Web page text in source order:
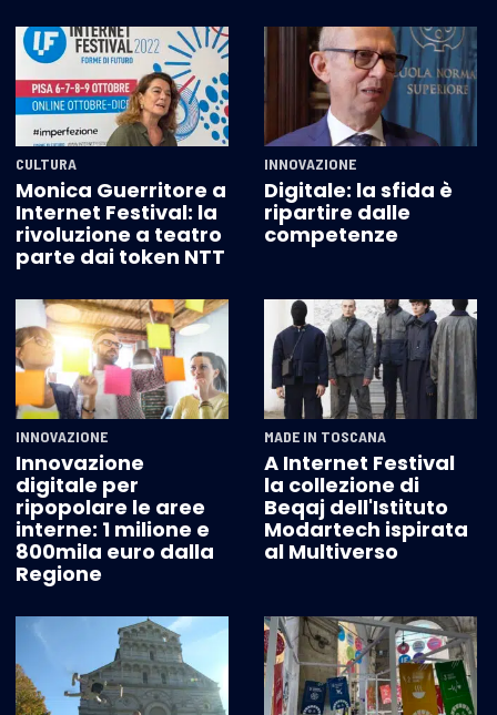
CULTURA
Monica Guerritore a
Internet Festival: la
rivoluzione a teatro
parte dai token NTT
INNOVAZIONE
Digitale: la sfida è
ripartire dalle
competenze
INNOVAZIONE
Innovazione
digitale per
ripopolare le aree
interne: 1 milione e
800mila euro dalla
Regione
MADE IN TOSCANA
A Internet Festival
la collezione di
Beqaj dell'Istituto
Modartech ispirata
al Multiverso